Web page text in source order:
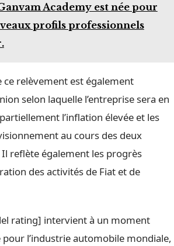
Academy est née pour
profils professionnels
ce relèvement est également
selon laquelle l’entreprise sera en
l’inflation élevée et les
au cours des deux
reflète également les progrès
des activités de Fiat et de
rating] intervient à un moment
pour l’industrie automobile mondiale,